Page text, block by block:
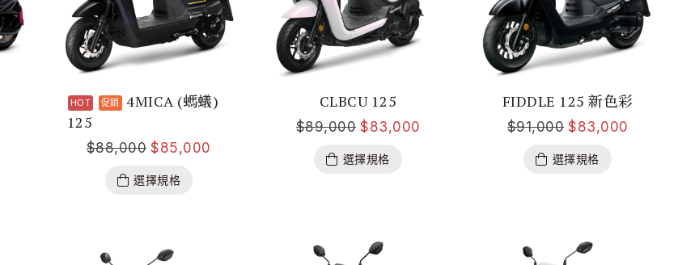
4MICA (螞蟻)
125
$88,000 $85,000
選擇規格
CLBCU 125
$89,000 $83,000
選擇規格
FIDDLE 125 新色彩
$91,000 $83,000
選擇規格